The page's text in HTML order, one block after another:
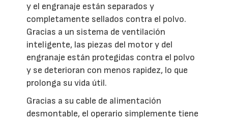
y el engranaje están separados y
completamente sellados contra el polvo.
Gracias a un sistema de ventilación
inteligente, las piezas del motor y del
engranaje están protegidas contra el polvo
y se deterioran con menos rapidez, lo que
prolonga su vida útil.
Gracias a su cable de alimentación
desmontable, el operario simplemente tiene